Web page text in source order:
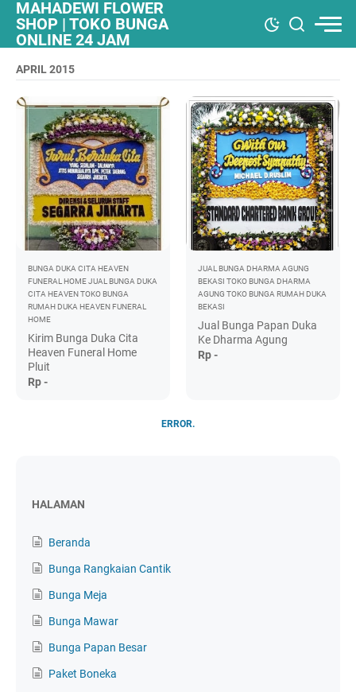
MAHADEWI FLOWER
SHOP | TOKO BUNGA
ONLINE 24 JAM
APRIL 2015
BUNGA DUKA CITA HEAVEN
FUNERAL HOMEJUAL BUNGA DUKA
CITA HEAVENTOKO BUNGA
RUMAH DUKA HEAVEN FUNERAL
HOME
Kirim Bunga Duka Cita
Heaven Funeral Home
Pluit
Rp -
JUAL BUNGA DHARMA AGUNG
BEKASI TOKO BUNGA DHARMA
AGUNG TOKO BUNGA RUMAH DUKA
BEKASI
Jual Bunga Papan Duka
Ke Dharma Agung
Rp -
ERROR.
HALAMAN
Beranda
Bunga Rangkaian Cantik
Bunga Meja
Bunga Mawar
Bunga Papan Besar
Paket Boneka